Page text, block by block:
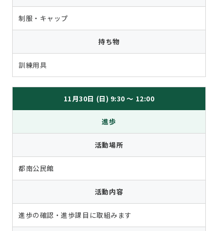
制服・キャップ
持ち物
訓練用具
11月30日 (日) 9:30 ～ 12:00
進歩
活動場所
都南公民館
活動内容
進歩の確認・進歩課目に取組みます